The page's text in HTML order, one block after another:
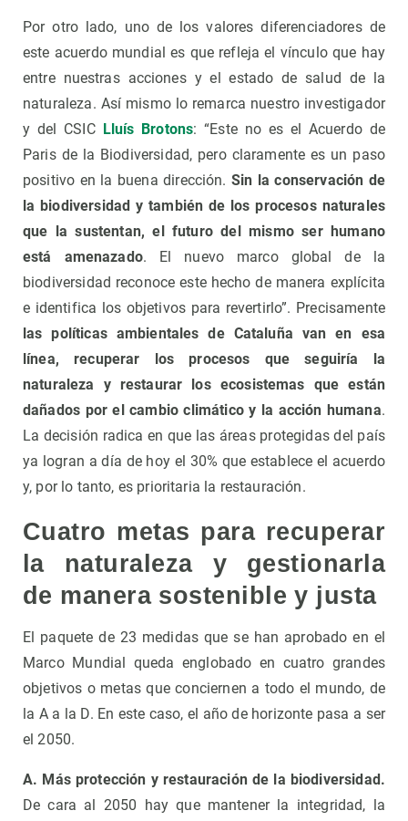
Por otro lado, uno de los valores diferenciadores de
este acuerdo mundial es que refleja el vínculo que hay
entre nuestras acciones y el estado de salud de la
naturaleza. Así mismo lo remarca nuestro investigador
y del CSIC Lluís Brotons: “Este no es el Acuerdo de
Paris de la Biodiversidad, pero claramente es un paso
positivo en la buena dirección. Sin la conservación de
la biodiversidad y también de los procesos naturales
que la sustentan, el futuro del mismo ser humano
está amenazado. El nuevo marco global de la
biodiversidad reconoce este hecho de manera explícita
e identifica los objetivos para revertirlo”. Precisamente
las políticas ambientales de Cataluña van en esa
línea, recuperar los procesos que seguiría la
naturaleza y restaurar los ecosistemas que están
dañados por el cambio climático y la acción humana.
La decisión radica en que las áreas protegidas del país
ya logran a día de hoy el 30% que establece el acuerdo
y, por lo tanto, es prioritaria la restauración.
Cuatro metas para recuperar
la naturaleza y gestionarla
de manera sostenible y justa
El paquete de 23 medidas que se han aprobado en el
Marco Mundial queda englobado en cuatro grandes
objetivos o metas que conciernen a todo el mundo, de
la A a la D. En este caso, el año de horizonte pasa a ser
el 2050.
A. Más protección y restauración de la biodiversidad.
De cara al 2050 hay que mantener la integridad, la